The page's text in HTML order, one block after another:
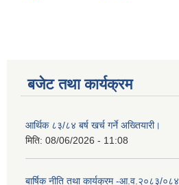
बजेट तथा कार्यक्रम
आर्थिक ८३/८४ बर्ष खर्च गर्ने अख्तियारी।
मिति: 08/06/2026 - 11:08
बार्षिक नीति तथा कार्यक्रम -आ.व.२०८३/०८४